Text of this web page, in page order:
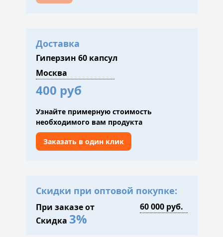
Доставка
Гиперзин 60 капсул
400 руб
Узнайте примерную стоимость
необходимого вам продукта
Заказать в один клик
Скидки при оптовой покупке:
При заказе от
Скидка 3%